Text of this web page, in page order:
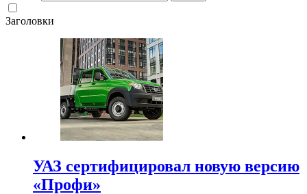
Заголовки
УАЗ сертифицировал новую версию
«Профи»